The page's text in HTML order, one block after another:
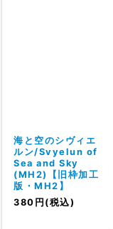
海と空のシヴィエ
ルン/Svyelun of
Sea and Sky
(MH2)【旧枠加工
版・MH2】
380 円 (税込)